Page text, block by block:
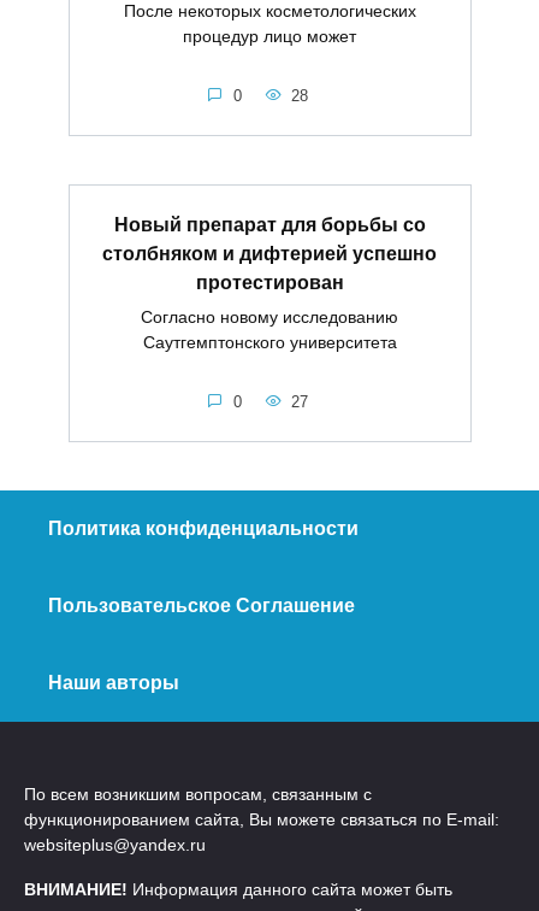
После некоторых косметологических
процедур лицо может
0 28
Новый препарат для борьбы со
столбняком и дифтерией успешно
протестирован
Согласно новому исследованию
Саутгемптонского университета
0 27
Политика конфиденциальности
Пользовательское Соглашение
Наши авторы
По всем возникшим вопросам, связанным с
функционированием сайта, Вы можете связаться по E-mail:
websiteplus@yandex.ru
ВНИМАНИЕ! Информация данного сайта может быть